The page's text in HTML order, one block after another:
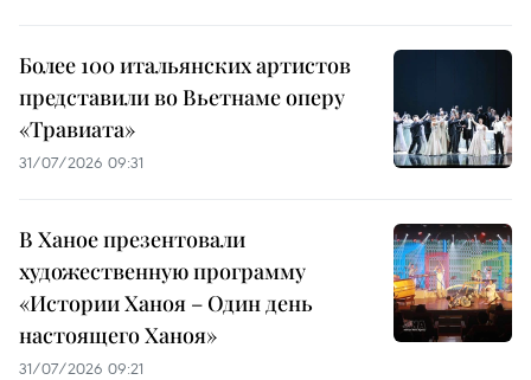
Более 100 итальянских артистов
представили во Вьетнаме оперу
«Травиата»
31/07/2026 09:31
В Ханое презентовали
художественную программу
«Истории Ханоя – Один день
настоящего Ханоя»
31/07/2026 09:21